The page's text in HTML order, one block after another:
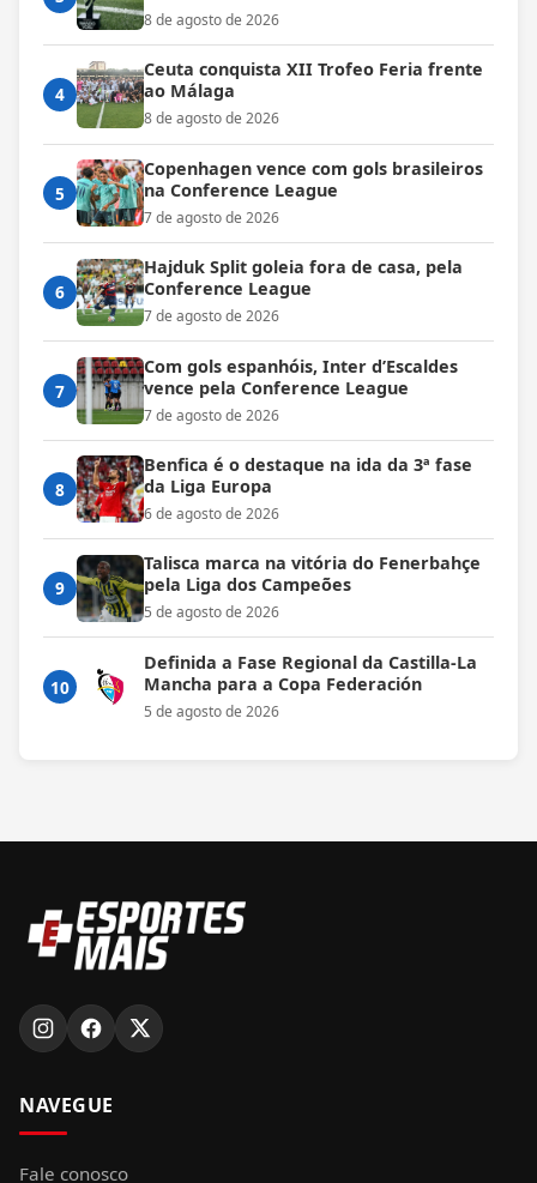
8 de agosto de 2026
4
Ceuta conquista XII Trofeo Feria frente
ao Málaga
8 de agosto de 2026
5
Copenhagen vence com gols brasileiros
na Conference League
7 de agosto de 2026
6
Hajduk Split goleia fora de casa, pela
Conference League
7 de agosto de 2026
7
Com gols espanhóis, Inter d’Escaldes
vence pela Conference League
7 de agosto de 2026
8
Benfica é o destaque na ida da 3ª fase
da Liga Europa
6 de agosto de 2026
9
Talisca marca na vitória do Fenerbahçe
pela Liga dos Campeões
5 de agosto de 2026
10
Definida a Fase Regional da Castilla-La
Mancha para a Copa Federación
5 de agosto de 2026
NAVEGUE
Fale conosco